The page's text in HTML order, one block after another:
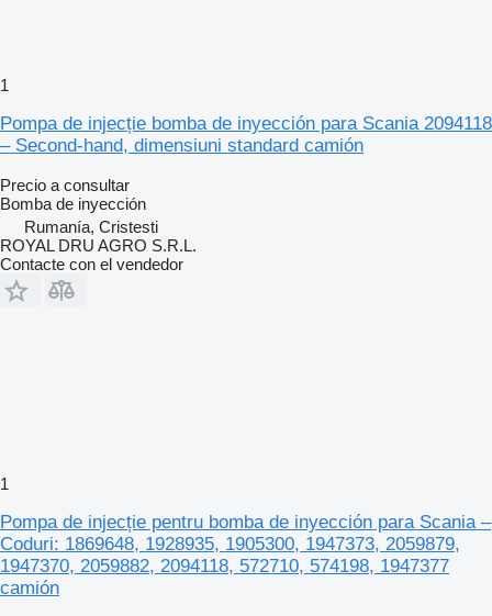
1
Pompa de injecție bomba de inyección para Scania 2094118
– Second-hand, dimensiuni standard camión
Precio a consultar
Bomba de inyección
Rumanía, Cristesti
ROYAL DRU AGRO S.R.L.
Contacte con el vendedor
1
Pompa de injecție pentru bomba de inyección para Scania –
Coduri: 1869648, 1928935, 1905300, 1947373, 2059879,
1947370, 2059882, 2094118, 572710, 574198, 1947377
camión